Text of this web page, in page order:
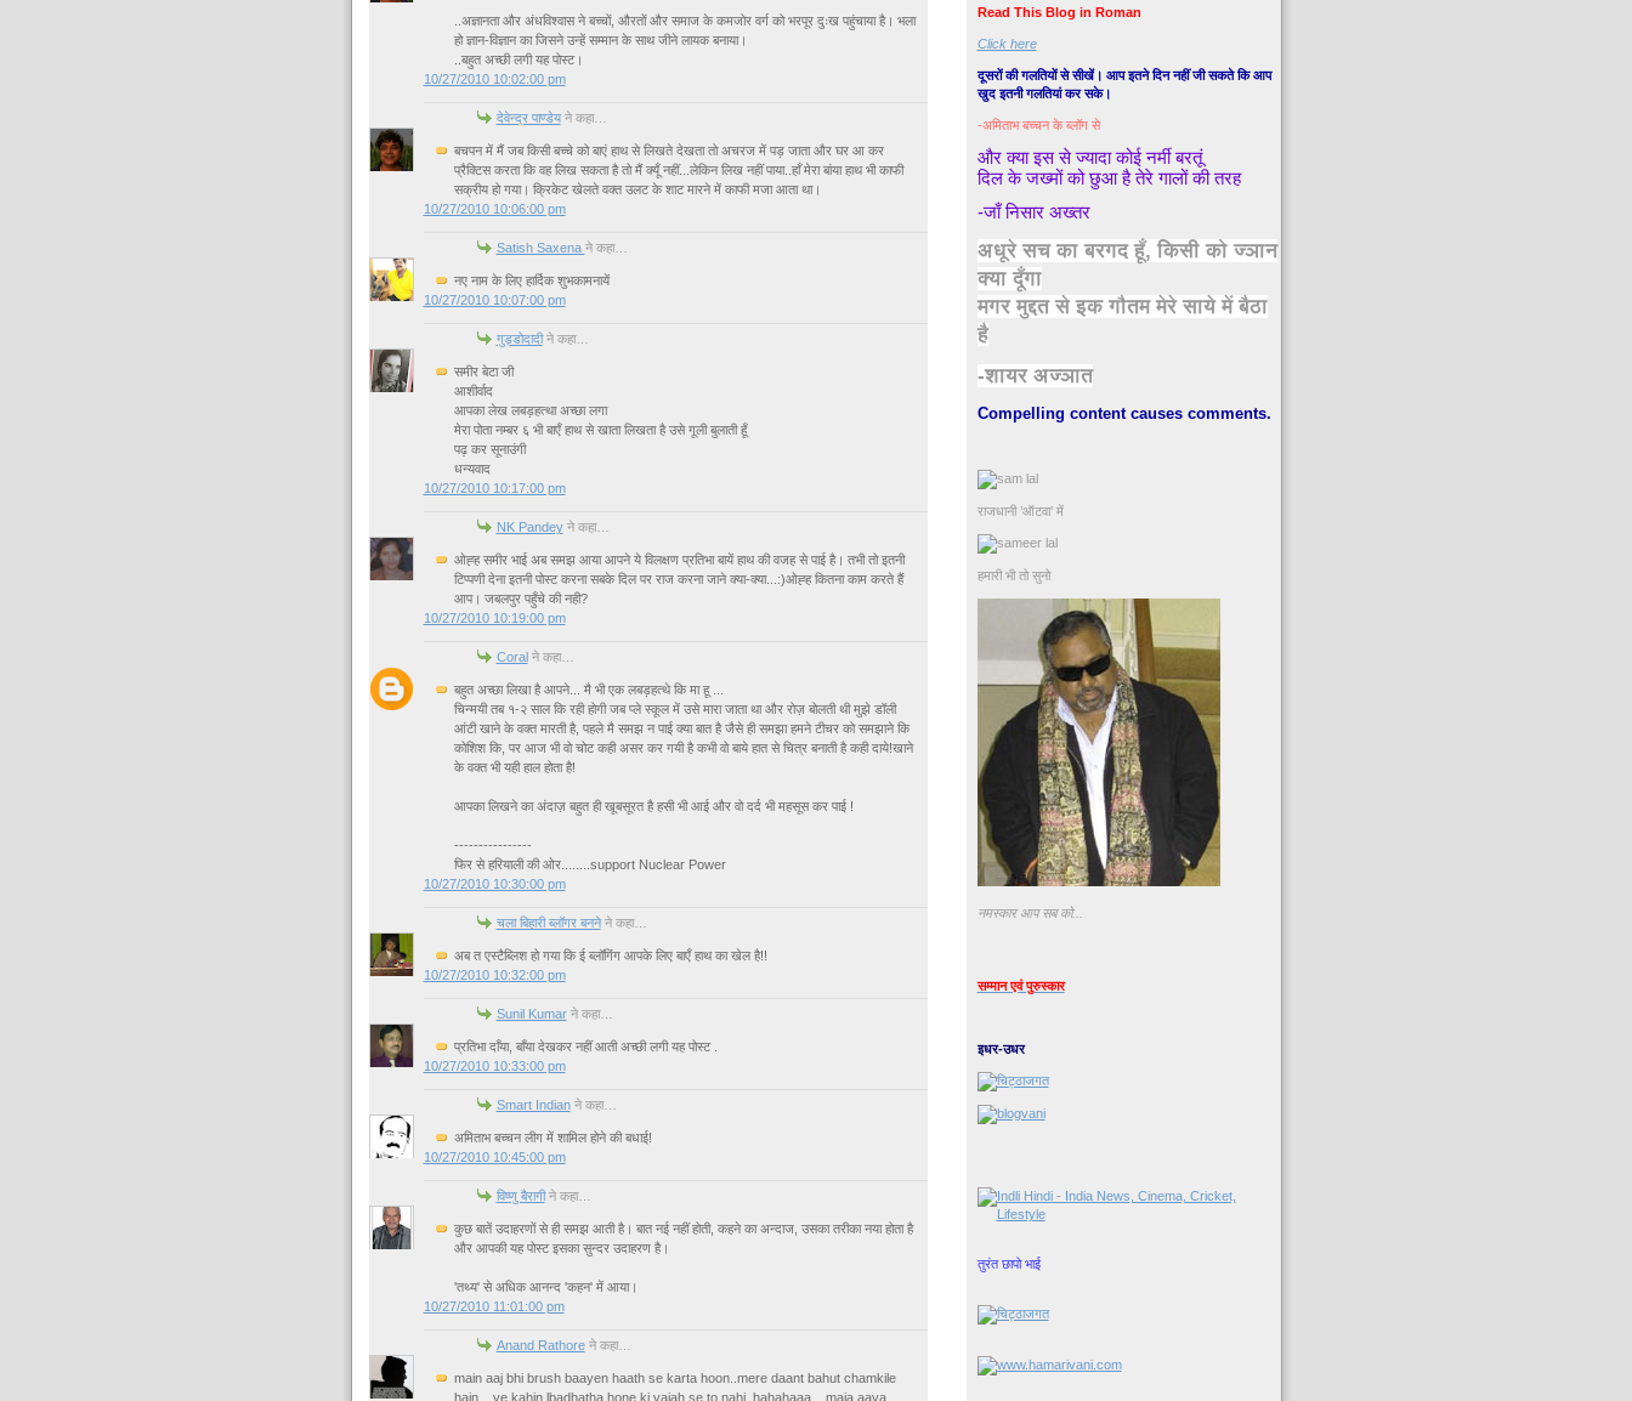
..अज्ञानता और अंधविश्वास ने बच्चों, औरतों और समाज के कमजोर वर्ग को भरपूर दुःख पहुंचाया है। भला
हो ज्ञान-विज्ञान का जिसने उन्हें सम्मान के साथ जीने लायक बनाया।
..बहुत अच्छी लगी यह पोस्ट।
10/27/2010 10:02:00 pm
देवेन्द्र पाण्डेयने कहा…
बचपन में मैं जब किसी बच्चे को बाएं हाथ से लिखते देखता तो अचरज में पड़ जाता और घर आ कर
प्रैक्टिस करता कि वह लिख सकता है तो मैं क्यूँ नहीं...लेकिन लिख नहीं पाया..हाँ मेरा बांया हाथ भी काफी
सक्रीय हो गया। क्रिकेट खेलते वक्त उलट के शाट मारने में काफी मजा आता था।
10/27/2010 10:06:00 pm
Satish Saxena ने कहा…
नए नाम के लिए हार्दिक शुभकामनायें
10/27/2010 10:07:00 pm
गुड्डोदादीने कहा…
समीर बेटा जी
आशीर्वाद
आपका लेख लबड़हत्था अच्छा लगा
मेरा पोता नम्बर ६ भी बाएँ हाथ से खाता लिखता है उसे गूली बुलाती हूँ
पढ़ कर सूनाउंगी
धन्यवाद
10/27/2010 10:17:00 pm
NK Pandeyने कहा…
ओह्ह समीर भाई अब समझ आया आपने ये विलक्षण प्रतिभा बायें हाथ की वजह से पाई है। तभी तो इतनी
टिप्पणी देना इतनी पोस्ट करना सबके दिल पर राज करना जाने क्या-क्या...:)ओह्ह कितना काम करते हैं
आप। जबलपुर पहुँचे की नही?
10/27/2010 10:19:00 pm
Coralने कहा…
बहुत अच्छा लिखा है आपने... मै भी एक लबड़हत्थे कि मा हू ...
चिन्मयी तब १-२ साल कि रही होगी जब प्ले स्कूल में उसे मारा जाता था और रोज़ बोलती थी मुझे डॉली
आंटी खाने के वक्त मारती है, पहले मै समझ न पाई क्या बात है जैसे ही समझा हमने टीचर को समझाने कि
कोशिश कि, पर आज भी वो चोट कही असर कर गयी है कभी वो बाये हात से चित्र बनाती है कही दाये!खाने
के वक्त भी यही हाल होता है!
आपका लिखने का अंदाज़ बहुत ही खूबसूरत है हसी भी आई और वो दर्द भी महसूस कर पाई !
----------------
फिर से हरियाली की ओर........support Nuclear Power
10/27/2010 10:30:00 pm
चला बिहारी ब्लॉगर बननेने कहा…
अब त एस्टैब्लिश हो गया कि ई ब्लॉगिंग आपके लिए बाएँ हाथ का खेल है!!
10/27/2010 10:32:00 pm
Sunil Kumarने कहा…
प्रतिभा दाँया, बाँया देखकर नहीं आती अच्छी लगी यह पोस्ट .
10/27/2010 10:33:00 pm
Smart Indianने कहा…
अमिताभ बच्चन लीग में शामिल होने की बधाई!
10/27/2010 10:45:00 pm
विष्णु बैरागीने कहा…
कुछ बातें उदाहरणों से ही समझ आती है। बात नई नहीं होती, कहने का अन्‍दाज, उसका तरीका नया होता है
और आपकी यह पोस्‍ट इसका सुन्‍दर उदाहरण है।
'तथ्‍य' से अधिक आनन्‍द 'कहन' में आया।
10/27/2010 11:01:00 pm
Anand Rathoreने कहा…
main aaj bhi brush baayen haath se karta hoon..mere daant bahut chamkile
hain... ye kahin lbadhatha hone ki vajah se to nahi..hahahaaa... maja aaya..
Read This Blog in Roman
Click here
दूसरों की गलतियों से सीखें। आप इतने दिन नहीं जी सकते कि आप
खुद इतनी गलतियां कर सके।
-अमिताभ बच्चन के ब्लॉग से
और क्या इस से ज्यादा कोई नर्मी बरतूं
दिल के जख्मों को छुआ है तेरे गालों की तरह
-जाँ निसार अख्तर
अधूरे सच का बरगद हूँ, किसी को ज्ञान
क्या दूँगा
मगर मुद्दत से इक गौतम मेरे साये में बैठा
है
-शायर अज्ञात
Compelling content causes comments.
राजधानी ’ऑटवा’ में
हमारी भी तो सुनो
नमस्कार आप सब को...
सम्मान एवं पुरुस्कार
इधर-उधर
तुरंत छापो भाई